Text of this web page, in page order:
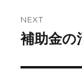
ゲ
ー
シ
NEXT
Next
補助金の